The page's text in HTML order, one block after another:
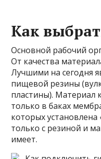
Как
Основной рабочий
От качества
Лучшими на сегодня
пищевой резины
пластины). Материал
только в баках
которых
только с резиной и
имеет.